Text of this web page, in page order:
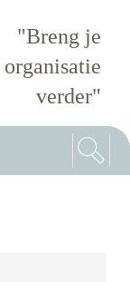
"Breng je
organisatie
verder"